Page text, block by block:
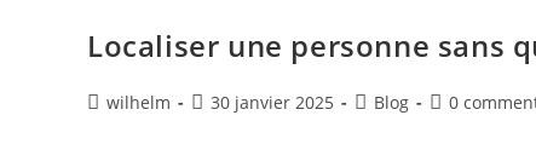
Localiser une personne sans
wilhelm 30 janvier 2025 Blog 0